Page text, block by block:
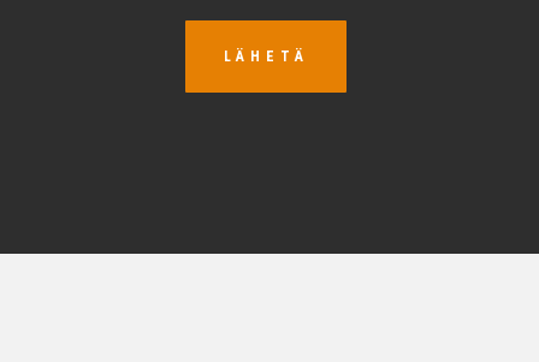
LÄHETÄ